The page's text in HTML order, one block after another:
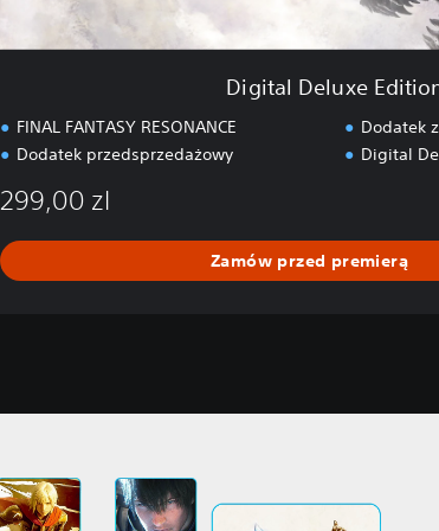
Digital Deluxe
FINAL FANTASY RESONANCE
Dodatek przedsprzedażowy
Dodatek
Digital
299,00 zl
Zamów przed premierą